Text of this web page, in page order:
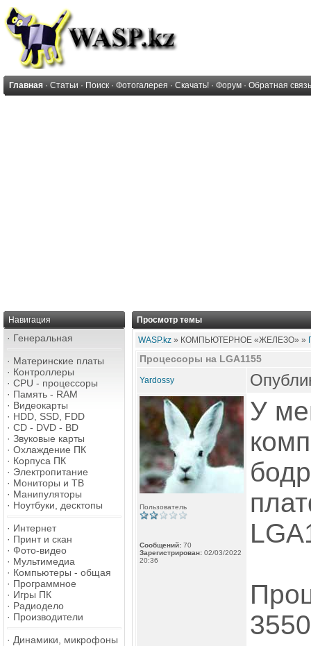
Главная · Статьи · Поиск · Фотогалерея · Скачать! · Форум · Обратная связь
Навигация
· Генеральная
· Материнские платы
· Контроллеры
· CPU - процессоры
· Память - RAM
· Видеокарты
· HDD, SSD, FDD
· CD - DVD - BD
· Звуковые карты
· Охлаждение ПК
· Корпуса ПК
· Электропитание
· Мониторы и ТВ
· Манипуляторы
· Ноутбуки, десктопы
· Интернет
· Принт и скан
· Фото-видео
· Мультимедиа
· Компьютеры - общая
· Программное
· Игры ПК
· Радиодело
· Производители
· Динамики, микрофоны
Просмотр темы
WASP.kz » КОМПЬЮТЕРНОЕ «ЖЕЛЕЗО» »
Процессоры на LGA1155
Yardossy
Пользователь
Сообщений: 70
Зарегистрирован: 02/03/2022
20:36
У